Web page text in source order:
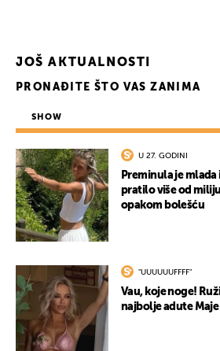
JOŠ AKTUALNOSTI
PRONAĐITE ŠTO VAS ZANIMA
SHOW
U 27. GODINI
Preminula je
pratilo više od
opakom bolešću
"UUUUUUFFFF"
Vau, koje noge!
najbolje adute